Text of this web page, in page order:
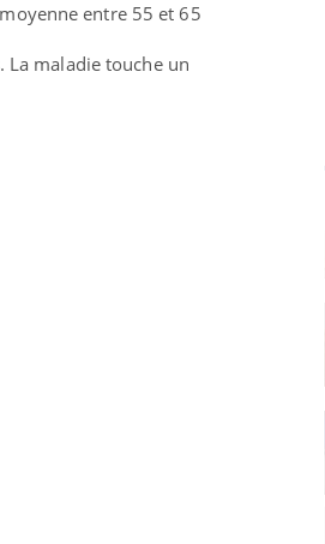
entre 55 et 65
La maladie touche un